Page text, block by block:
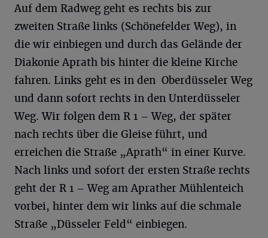
Auf dem Radweg geht es rechts bis zur
zweiten Straße links (Schönefelder Weg), in
die wir einbiegen und durch das Gelände der
Diakonie Aprath bis hinter die kleine Kirche
fahren. Links geht es in den Oberdüsseler Weg
und dann sofort rechts in den Unterdüsseler
Weg. Wir folgen dem R 1 – Weg, der später
nach rechts über die Gleise führt, und
erreichen die Straße „Aprath“ in einer Kurve.
Nach links und sofort der ersten Straße rechts
geht der R 1 – Weg am Aprather Mühlenteich
vorbei, hinter dem wir links auf die schmale
Straße „Düsseler Feld“ einbiegen.